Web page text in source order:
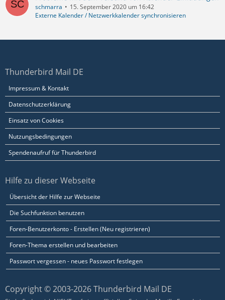
schmarra
15. September 2020 um 16:42
Externe Kalender / Netzwerkkalender synchronisieren
Thunderbird Mail DE
Impressum & Kontakt
Datenschutzerklärung
Einsatz von Cookies
Nutzungsbedingungen
Spendenaufruf für Thunderbird
Hilfe zu dieser Webseite
Übersicht der Hilfe zur Webseite
Die Suchfunktion benutzen
Foren-Benutzerkonto - Erstellen (Neu registrieren)
Foren-Thema erstellen und bearbeiten
Passwort vergessen - neues Passwort festlegen
Copyright © 2003-2026 Thunderbird Mail DE